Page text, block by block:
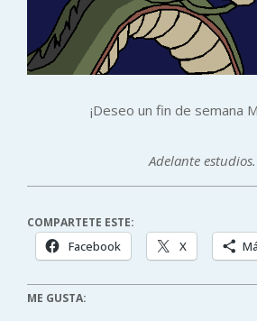
¡Deseo un fin de semana
Adelante estudios.
COMPARTETE ESTE:
Facebook X
ME GUSTA: